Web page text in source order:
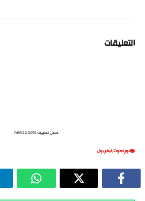
التعليقات
حمل تطبيق newspoots
بورنموث,ليفربول